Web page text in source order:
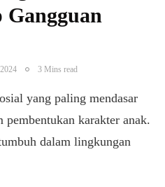
Gangguan
3 Mins read
yang paling mendasar
pembentukan karakter anak.
dalam lingkungan